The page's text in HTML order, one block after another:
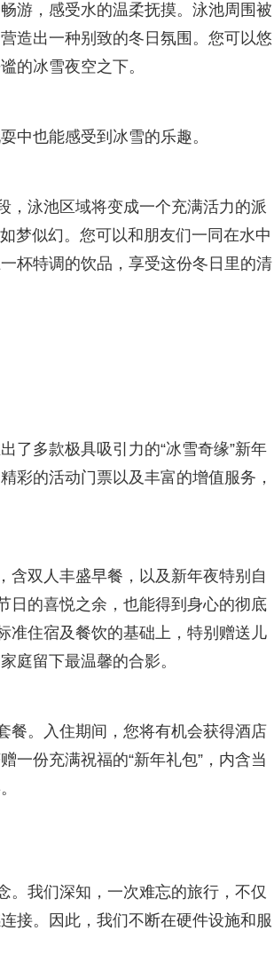
游，感受水的温柔抚摸。泳池周围被
造出一种别致的冬日氛围。您可以悠
的冰雪夜空之下。
中也能感受到冰雪的乐趣。
，泳池区域将变成一个充满活力的派
梦似幻。您可以和朋友们一同在水中
杯特调的饮品，享受这份冬日里的清
了多款极具吸引力的“冰雪奇缘”新年
彩的活动门票以及丰富的增值服务，
含双人丰盛早餐，以及新年夜特别自
日的喜悦之余，也能得到身心的彻底
准住宿及餐饮的基础上，特别赠送儿
庭留下最温馨的合影。
餐。入住期间，您将有机会获得酒店
一份充满祝福的“新年礼包”，内含当
。我们深知，一次难忘的旅行，不仅
接。因此，我们不断在硬件设施和服